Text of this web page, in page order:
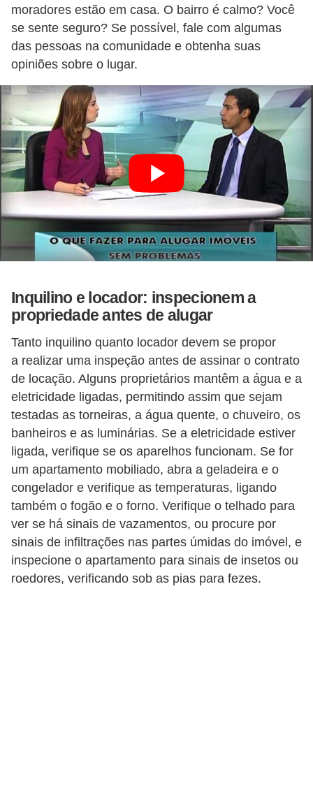
moradores estão em casa. O bairro é calmo? Você
se sente seguro? Se possível, fale com algumas
das pessoas na comunidade e obtenha suas
opiniões sobre o lugar.
Inquilino e locador: inspecionem a
propriedade antes de alugar
Tanto inquilino quanto locador devem se propor
a realizar uma inspeção antes de assinar o contrato
de locação. Alguns proprietários mantêm a água e a
eletricidade ligadas, permitindo assim que sejam
testadas as torneiras, a água quente, o chuveiro, os
banheiros e as luminárias. Se a eletricidade estiver
ligada, verifique se os aparelhos funcionam. Se for
um apartamento mobiliado, abra a geladeira e o
congelador e verifique as temperaturas, ligando
também o fogão e o forno. Verifique o telhado para
ver se há sinais de vazamentos, ou procure por
sinais de infiltrações nas partes úmidas do imóvel, e
inspecione o apartamento para sinais de insetos ou
roedores, verificando sob as pias para fezes.